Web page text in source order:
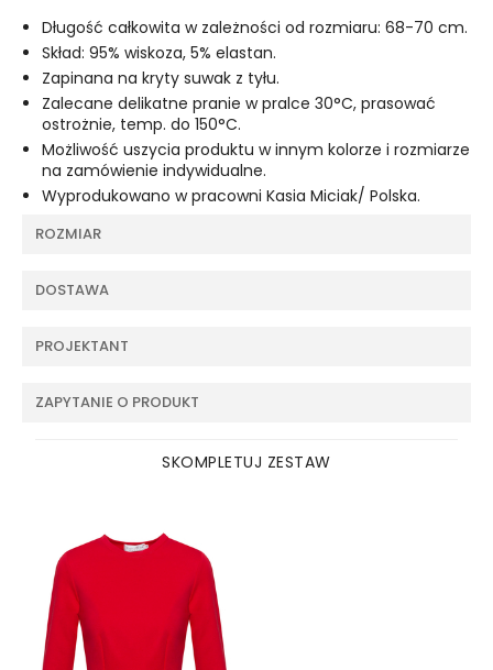
Długość całkowita w zależności od rozmiaru: 68-70 cm.
Skład: 95% wiskoza, 5% elastan.
Zapinana na kryty suwak z tyłu.
Zalecane delikatne pranie w pralce 30°C, prasować
ostrożnie, temp. do 150°C.
Możliwość uszycia produktu w innym kolorze i rozmiarze
na zamówienie indywidualne.
Wyprodukowano w pracowni Kasia Miciak/ Polska.
ROZMIAR
DOSTAWA
PROJEKTANT
ZAPYTANIE O PRODUKT
SKOMPLETUJ ZESTAW